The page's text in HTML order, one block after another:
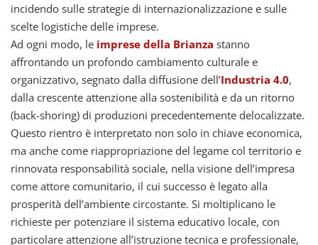
incidendo sulle strategie di internazionalizzazione e sulle
scelte logistiche delle imprese.
Ad ogni modo, le imprese della Brianza stanno
affrontando un profondo cambiamento culturale e
organizzativo, segnato dalla diffusione dell’Industria 4.0,
dalla crescente attenzione alla sostenibilità e da un ritorno
(back-shoring) di produzioni precedentemente delocalizzate.
Questo rientro è interpretato non solo in chiave economica,
ma anche come riappropriazione del legame col territorio e
rinnovata responsabilità sociale, nella visione dell’impresa
come attore comunitario, il cui successo è legato alla
prosperità dell’ambiente circostante. Si moltiplicano le
richieste per potenziare il sistema educativo locale, con
particolare attenzione all’istruzione tecnica e professionale,